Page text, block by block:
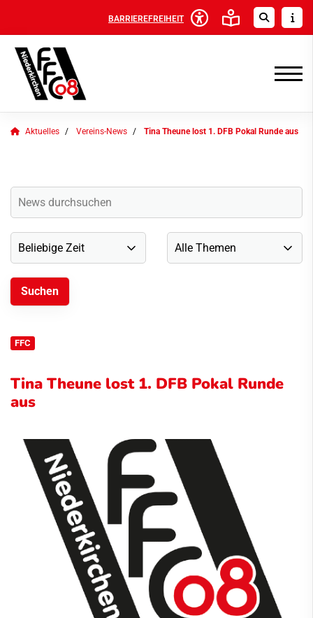
BARRIEREFREIHEIT
Aktuelles Vereins-News Tina Theune lost 1. DFB Pokal Runde aus
FFC
Tina Theune lost 1. DFB Pokal Runde
aus